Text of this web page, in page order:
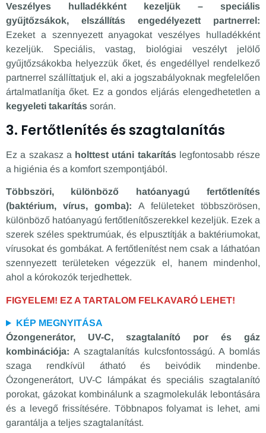
Veszélyes hulladékként kezeljük – speciális
gyűjtőzsákok, elszállítás engedélyezett partnerrel:
Ezeket a szennyezett anyagokat veszélyes hulladékként
kezeljük. Speciális, vastag, biológiai veszélyt jelölő
gyűjtőzsákokba helyezzük őket, és engedéllyel rendelkező
partnerrel szállíttatjuk el, aki a jogszabályoknak megfelelően
ártalmatlanítja őket. Ez a gondos eljárás elengedhetetlen a
kegyeleti takarítás során.
3. Fertőtlenítés és szagtalanítás
Ez a szakasz a holttest utáni takarításlegfontosabb része
a higiénia és a komfort szempontjából.
Többszöri, különböző hatóanyagú fertőtlenítés
(baktérium, vírus, gomba): A felületeket többszörösen,
különböző hatóanyagú fertőtlenítőszerekkel kezeljük. Ezek a
szerek széles spektrumúak, és elpusztítják a baktériumokat,
vírusokat és gombákat. A fertőtlenítést nem csak a láthatóan
szennyezett területeken végezzük el, hanem mindenhol,
ahol a kórokozók terjedhettek.
FIGYELEM! EZ A TARTALOM FELKAVARÓ LEHET!
KÉP MEGNYITÁSA
Ózongenerátor, UV-C, szagtalanító por és gáz
kombinációja: A szagtalanítás kulcsfontosságú. A bomlás
szaga rendkívül átható és beivódik mindenbe.
Ózongenerátort, UV-C lámpákat és speciális szagtalanító
porokat, gázokat kombinálunk a szagmolekulák lebontására
és a levegő frissítésére. Többnapos folyamat is lehet, ami
garantálja a teljes szagtalanítást.